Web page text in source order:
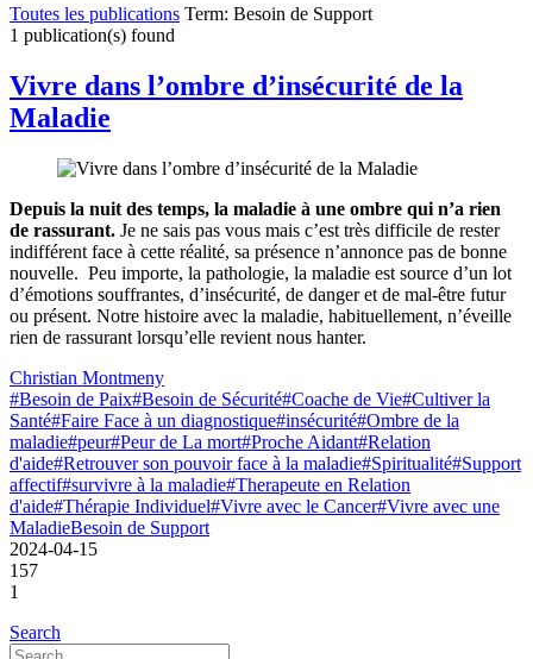
Toutes les publications Term: Besoin de Support
1 publication(s) found
Vivre dans l’ombre d’insécurité de la
Maladie
Depuis la nuit des temps, la maladie à une ombre qui n’a rien
de rassurant. Je ne sais pas vous mais c’est très difficile de rester
indifférent face à cette réalité, sa présence n’annonce pas de bonne
nouvelle. Peu importe, la pathologie, la maladie est source d’un lot
d’émotions souffrantes, d’insécurité, de danger et de mal-être futur
ou présent. Notre histoire avec la maladie, habituellement, n’éveille
rien de rassurant lorsqu’elle revient nous hanter.
Christian Montmeny
#Besoin de Paix#Besoin de Sécurité#Coache de Vie#Cultiver la
Santé#Faire Face à un diagnostique#insécurité#Ombre de la
maladie#peur#Peur de La mort#Proche Aidant#Relation
d'aide#Retrouver son pouvoir face à la maladie#Spiritualité#Support
affectif#survivre à la maladie#Therapeute en Relation
d'aide#Thérapie Individuel#Vivre avec le Cancer#Vivre avec une
MaladieBesoin de Support
2024-04-15
157
1
Search